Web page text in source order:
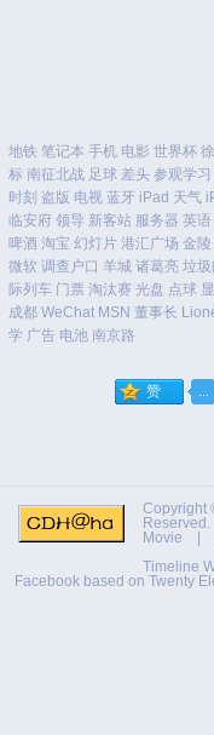
地铁 笔记本 手机 电影 世界杯
标 南征北战 足球 差头 参观学习
时刻 盗版 电视 蓝牙 iPad 天气
临安府 领导 新客站 服务器 英语
啤酒 淘宝 幻灯片 港汇广场 金陵
微软 调查户口 羊城 诸葛亮 垃
际列车 门票 淘汰赛 光盘 点球
成都 WeChat MSN 董事长
学 广告 电池 南京路
Copyright
Movie |
Timeline
Facebook based on Twenty